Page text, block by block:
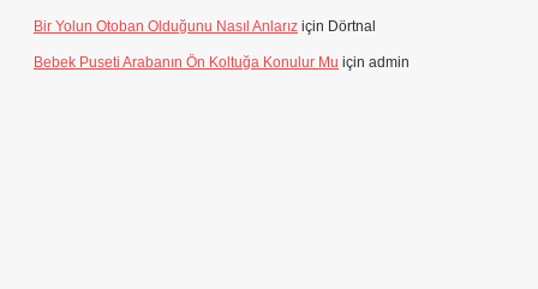
Bir Yolun Otoban Olduğunu Nasıl Anlarız için Dörtnal
Bebek Puseti Arabanın Ön Koltuğa Konulur Mu için admin